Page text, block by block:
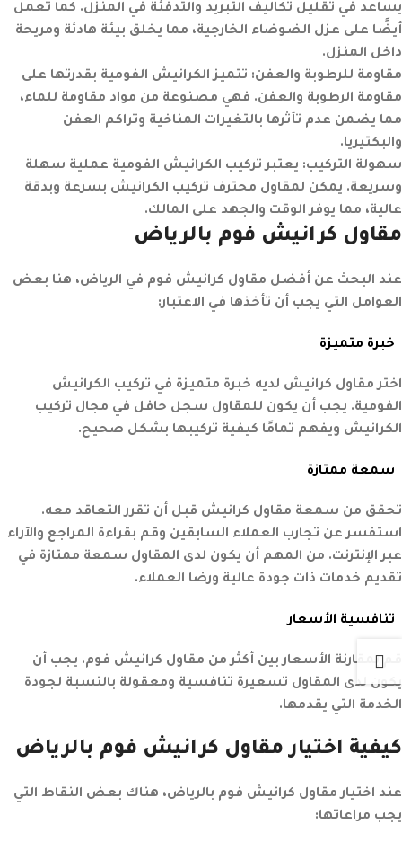
يساعد في تقليل تكاليف التبريد والتدفئة في المنزل. كما تعمل
أيضًا على عزل الضوضاء الخارجية، مما يخلق بيئة هادئة ومريحة
داخل المنزل.
مقاومة للرطوبة والعفن: تتميز الكرانيش الفومية بقدرتها على
مقاومة الرطوبة والعفن. فهي مصنوعة من مواد مقاومة للماء،
مما يضمن عدم تأثرها بالتغيرات المناخية وتراكم العفن
والبكتيريا.
سهولة التركيب: يعتبر تركيب الكرانيش الفومية عملية سهلة
وسريعة. يمكن لمقاول محترف تركيب الكرانيش بسرعة وبدقة
عالية، مما يوفر الوقت والجهد على المالك.
مقاول كرانيش فوم بالرياض
عند البحث عن أفضل مقاول كرانيش فوم في الرياض، هنا بعض
العوامل التي يجب أن تأخذها في الاعتبار:
خبرة متميزة
اختر مقاول كرانيش لديه خبرة متميزة في تركيب الكرانيش
الفومية. يجب أن يكون للمقاول سجل حافل في مجال تركيب
الكرانيش ويفهم تمامًا كيفية تركيبها بشكل صحيح.
سمعة ممتازة
تحقق من سمعة مقاول كرانيش قبل أن تقرر التعاقد معه.
استفسر عن تجارب العملاء السابقين وقم بقراءة المراجع والآراء
عبر الإنترنت. من المهم أن يكون لدى المقاول سمعة ممتازة في
تقديم خدمات ذات جودة عالية ورضا العملاء.
تنافسية الأسعار
قم بمقارنة الأسعار بين أكثر من مقاول كرانيش فوم. يجب أن
يكون لدى المقاول تسعيرة تنافسية ومعقولة بالنسبة لجودة
الخدمة التي يقدمها.
كيفية اختيار مقاول كرانيش فوم بالرياض
عند اختيار مقاول كرانيش فوم بالرياض، هناك بعض النقاط التي
يجب مراعاتها: